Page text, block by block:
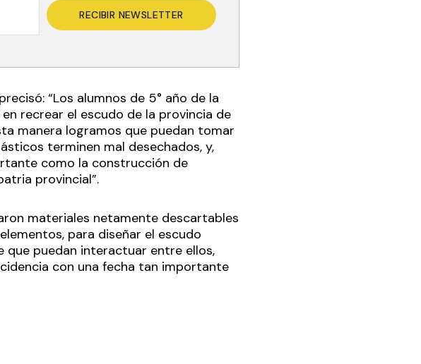
RECIBIR NEWSLETTER
“Los alumnos de 5° año de la
recrear el escudo de la provincia de
manera logramos que puedan tomar
terminen mal desechados, y,
como la construcción de
provincial”.
materiales netamente descartables
para diseñar el escudo
que puedan interactuar entre ellos,
con una fecha tan importante